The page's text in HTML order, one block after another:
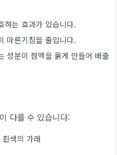
하는 효과가 있습니다.
마른기침을 줄입니다.
성분이 점액을 묽게 만들어 배출
다를 수 있습니다:
색의 가래